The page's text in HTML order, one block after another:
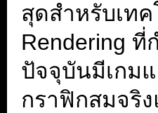
สุดสำหรับเท
Rendering ที่
ปัจจุบันมีเกม
กราฟิกสมจริ